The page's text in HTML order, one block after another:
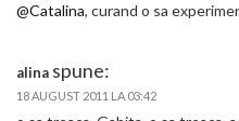
@Catalina, curand o sa
alina spune:
18 AUGUST 2011 LA 03:42